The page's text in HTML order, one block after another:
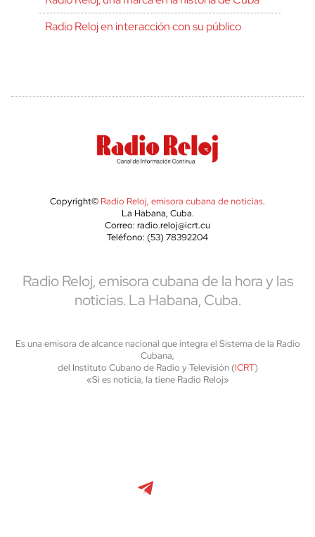
Radio Reloj en interacción con su público
Copyright© Radio Reloj, emisora cubana de noticias.
La Habana, Cuba.
Correo: radio.reloj@icrt.cu
Teléfono: (53) 78392204
Radio Reloj, emisora cubana de la hora y las
noticias. La Habana, Cuba.
Es una emisora de alcance nacional que integra el Sistema de la Radio
Cubana,
del Instituto Cubano de Radio y Televisión (ICRT)
«Si es noticia, la tiene Radio Reloj»